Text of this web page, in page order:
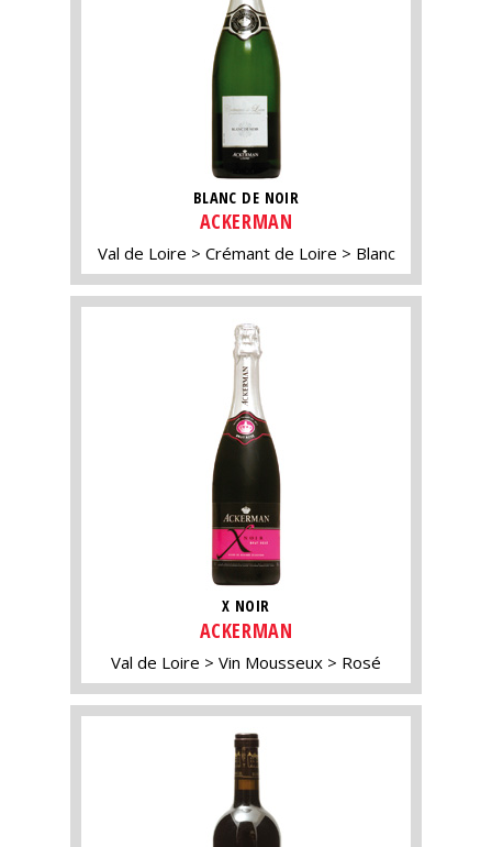
BLANC DE NOIR
ACKERMAN
Val de Loire Crémant de Loire Blanc
X NOIR
ACKERMAN
Val de Loire Vin Mousseux Rosé